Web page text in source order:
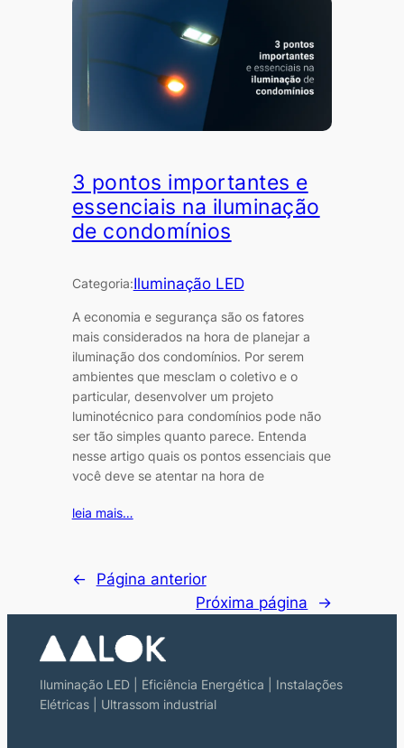
3 pontos importantes e
essenciais na iluminação
de condomínios
Categoria:Iluminação LED
A economia e segurança são os fatores
mais considerados na hora de planejar a
iluminação dos condomínios. Por serem
ambientes que mesclam o coletivo e o
particular, desenvolver um projeto
luminotécnico para condomínios pode não
ser tão simples quanto parece. Entenda
nesse artigo quais os pontos essenciais que
você deve se atentar na hora de
leia mais…
←
Página anterior
Próxima página
→
Iluminação LED | Eficiência Energética | Instalações
Elétricas | Ultrassom industrial